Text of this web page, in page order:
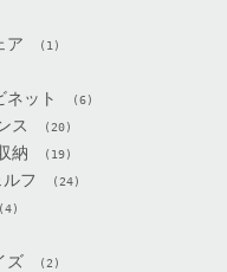
ア (1)
ネット (6)
ス (20)
納 (19)
フ (24)
(4)
ズ (2)